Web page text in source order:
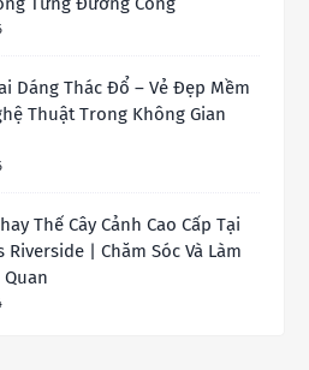
Dáng Thác Đổ – Vẻ Đẹp Mềm
Thuật Trong Không Gian
Thế Cây Cảnh Cao Cấp Tại
Riverside | Chăm Sóc Và Làm
Quan